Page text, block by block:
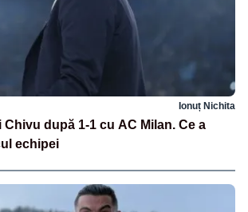
Ionuț Nichita
Chivu după 1-1 cu AC Milan. Ce a
echipei